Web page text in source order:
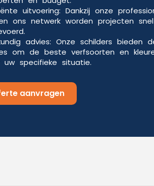
uitvoering: Dankzij onze
ons netwerk worden projecten
advies: Onze schilders bieden
om de beste verfsoorten en
uw specifieke situatie.
aanvragen